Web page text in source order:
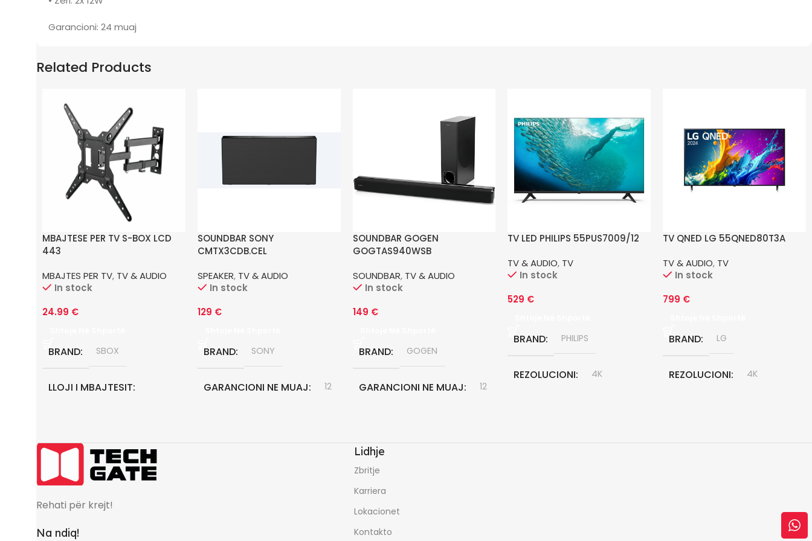
Garancioni: 24 muaj
Related Products
MBAJTESE PER TV S-BOX LCD
443
MBAJTES PER TV, TV & AUDIO
In stock
24.99 €
BRAND SBOX
LLOJI I MBAJTESIT
GARANCIONI NE MUAJ
SOUNDBAR SONY
CMTX3CDB.CEL
SPEAKER, TV & AUDIO
In stock
129 €
BRAND SONY
GARANCIONI NE MUAJ 12
SOUNDBAR GOGEN
GOGTAS940WSB
SOUNDBAR, TV & AUDIO
In stock
149 €
BRAND GOGEN
GARANCIONI NE MUAJ 12
TV LED PHILIPS 55PUS7009/12
TV & AUDIO, TV
In stock
529 €
BRAND PHILIPS
REZOLUCIONI 4K
TEKNOLOGJIA E EKRANIT
TV QNED LG 55QNED80T3A
TV & AUDIO, TV
In stock
799 €
BRAND LG
REZOLUCIONI 4K
TEKNOLOGJIA E EKRANIT
Rehati për krejt!
Na ndiq!
Lidhje
Zbritje
Karriera
Lokacionet
Kontakto